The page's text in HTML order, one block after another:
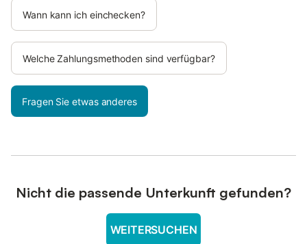
Wann kann ich einchecken?
Welche Zahlungsmethoden sind verfügbar?
Fragen Sie etwas anderes
Nicht die passende Unterkunft gefunden?
WEITERSUCHEN